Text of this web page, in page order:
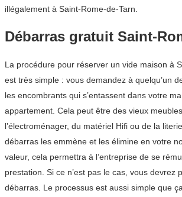
illégalement à Saint-Rome-de-Tarn.
Débarras gratuit Saint-
La procédure pour réserver un vide maison à
est très simple : vous demandez à quelqu’un
les encombrants qui s’entassent dans votre
appartement. Cela peut être des vieux
l’électroménager, du matériel Hifi ou de la
débarras les emmène et les élimine en votre
valeur, cela permettra à l’entreprise de se
prestation. Si ce n’est pas le cas, vous devrez
débarras. Le processus est aussi simple que